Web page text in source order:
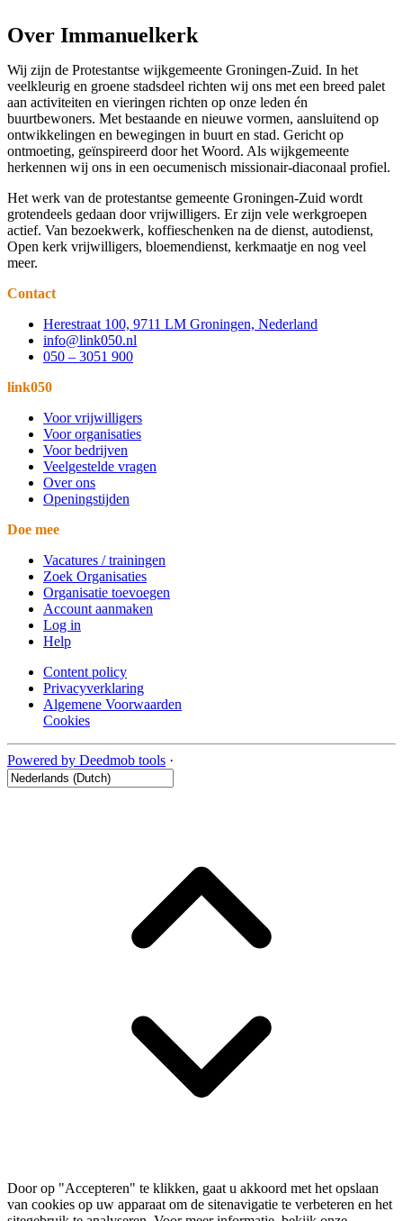
Over Immanuelkerk
Wij zijn de Protestantse wijkgemeente Groningen-Zuid. In het
veelkleurig en groene stadsdeel richten wij ons met een breed palet
aan activiteiten en vieringen richten op onze leden én
buurtbewoners. Met bestaande en nieuwe vormen, aansluitend op
ontwikkelingen en bewegingen in buurt en stad. Gericht op
ontmoeting, geïnspireerd door het Woord. Als wijkgemeente
herkennen wij ons in een oecumenisch missionair-diaconaal profiel.
Het werk van de protestantse gemeente Groningen-Zuid wordt
grotendeels gedaan door vrijwilligers. Er zijn vele werkgroepen
actief. Van bezoekwerk, koffieschenken na de dienst, autodienst,
Open kerk vrijwilligers, bloemendienst, kerkmaatje en nog veel
meer.
Contact
Herestraat 100, 9711 LM Groningen, Nederland
info@link050.nl
050 – 3051 900
link050
Voor vrijwilligers
Voor organisaties
Voor bedrijven
Veelgestelde vragen
Over ons
Openingstijden
Doe mee
Vacatures / trainingen
Zoek Organisaties
Organisatie toevoegen
Account aanmaken
Log in
Help
Content policy
Privacyverklaring
Algemene Voorwaarden
Cookies
Powered by Deedmob tools ·
Door op "Accepteren" te klikken, gaat u akkoord met het opslaan
van cookies op uw apparaat om de sitenavigatie te verbeteren en het